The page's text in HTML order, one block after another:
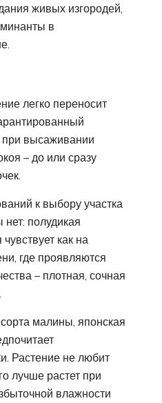
живых изгородей,
в
легко переносит
при высаживании
– до или сразу
к выбору участка
полудикая
как на
где проявляются
– плотная, сочная
малины, японская
Растение не любит
лучше растет при
влажности